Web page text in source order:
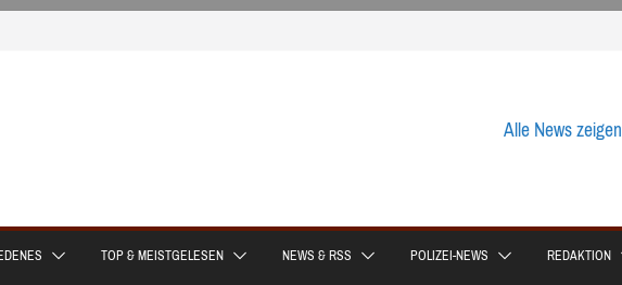
Alle News zeigen
TOP & MEISTGELESEN NEWS & RSS POLIZEI-NEWS REDAKTION